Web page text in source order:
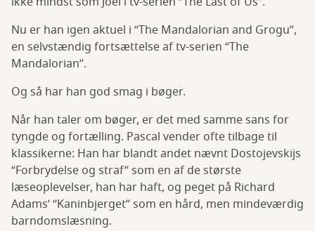
Nu er han igen aktuel i “The Mandalorian and Grogu”,
en selvstændig fortsættelse af tv-serien “The
Mandalorian”.
Og så har han god smag i bøger.
Når han taler om bøger, er det med samme sans for
tyngde og fortælling. Pascal vender ofte tilbage til
klassikerne: Han har blandt andet nævnt Dostojevskijs
“Forbrydelse og straf” som en af de største
læseoplevelser, han har haft, og peget på Richard
Adams’ “Kaninbjerget” som en hård, men mindeværdig
barndomslæsning.